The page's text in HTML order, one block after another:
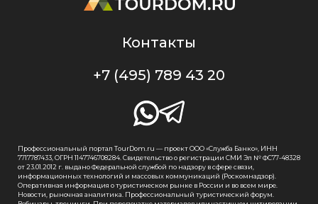
Контакты
+7 (495) 789 43 20
Профессиональный портал TourDom.ru — проект ООО «Служба Банко», ИНН
7717787433, ОГРН 1147746708284. Свидетельство о регистрации СМИ Эл № ФС77-48328
от 23.01.2012 г. выдано Федеральной службой по надзору в сфере связи,
информационных технологий и массовых коммуникаций (Роскомнадзор).
Оперативная информация о туристическом рынке в России и во всем мире.
Новости, рыночная аналитика. Профессиональный туристический форум.